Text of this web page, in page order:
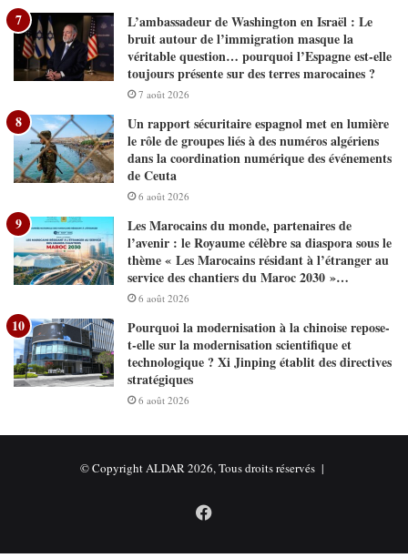
L’ambassadeur de Washington en Israël : Le
bruit autour de l’immigration masque la
véritable question… pourquoi l’Espagne est-elle
toujours présente sur des terres marocaines ?
7 août 2026
Un rapport sécuritaire espagnol met en lumière
le rôle de groupes liés à des numéros algériens
dans la coordination numérique des événements
de Ceuta
6 août 2026
Les Marocains du monde, partenaires de
l’avenir : le Royaume célèbre sa diaspora sous le
thème « Les Marocains résidant à l’étranger au
service des chantiers du Maroc 2030 »…
6 août 2026
Pourquoi la modernisation à la chinoise repose-
t-elle sur la modernisation scientifique et
technologique ? Xi Jinping établit des directives
stratégiques
6 août 2026
© Copyright ALDAR 2026, Tous droits réservés |